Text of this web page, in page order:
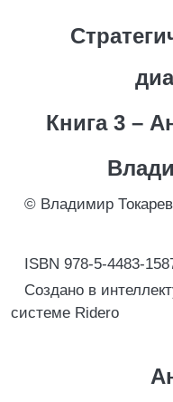
Книга 3 –
© Владимир
ISBN 978-5-4483-
Создано в
системе Ridero